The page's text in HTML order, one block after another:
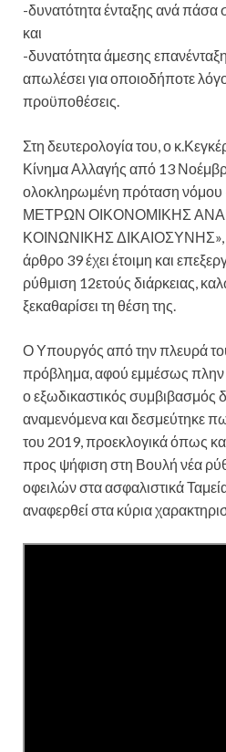
-δυνατότητα ένταξης ανά πάσα
και
-δυνατότητα άμεσης
απωλέσει για οποιοδήποτε
προϋποθέσεις.
Στη δευτερολογία του, ο
Κίνημα Αλλαγής από 13
ολοκληρωμένη πρόταση
ΜΕΤΡΩΝ ΟΙΚΟΝΟΜΙΚΗΣ
ΚΟΙΝΩΝΙΚΗΣ ΔΙΚΑΙΟΣΥΝΗΣ»,
άρθρο 39 έχει έτοιμη και
ρύθμιση 12ετούς διάρκειας,
ξεκαθαρίσει τη θέση της.
Ο Υπουργός από την πλευρά
πρόβλημα, αφού εμμέσως πλην
ο εξωδικαστικός συμβιβασμός
αναμενόμενα και δεσμεύτηκε
του 2019, προεκλογικά όπως και
προς ψήφιση στη Βουλή νέα
οφειλών στα ασφαλιστικά
αναφερθεί στα κύρια